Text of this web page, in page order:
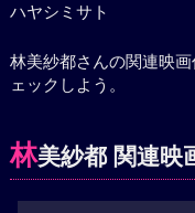
ハヤシミサト
林美紗都さんの関連映
ェックしよう。
林美紗都 関連映